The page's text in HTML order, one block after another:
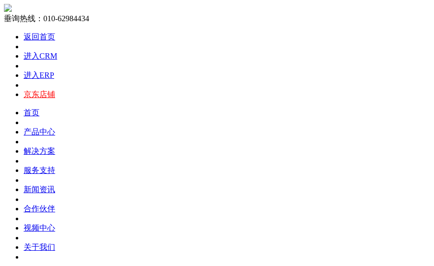
垂询热线：010-62984434
返回首页
进入CRM
进入ERP
京东店铺
首页
产品中心
解决方案
服务支持
新闻资讯
合作伙伴
视频中心
关于我们